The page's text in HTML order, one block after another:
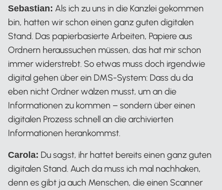
Sebastian: Als ich zu uns in die Kanzlei gekommen
bin, hatten wir schon einen ganz guten digitalen
Stand. Das papierbasierte Arbeiten, Papiere aus
Ordnern heraussuchen müssen, das hat mir schon
immer widerstrebt. So etwas muss doch irgendwie
digital gehen über ein DMS-System: Dass du da
eben nicht Ordner wälzen musst, um an die
Informationen zu kommen – sondern über einen
digitalen Prozess schnell an die archivierten
Informationen herankommst.
Carola: Du sagst, ihr hattet bereits einen ganz guten
digitalen Stand. Auch da muss ich mal nachhaken,
denn es gibt ja auch Menschen, die einen Scanner